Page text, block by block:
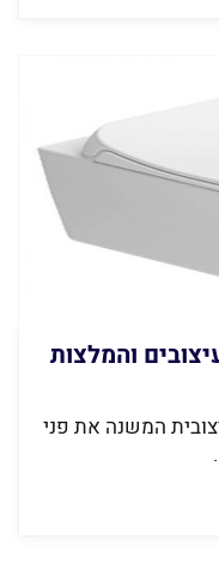
והמלצות
המשנה את פני